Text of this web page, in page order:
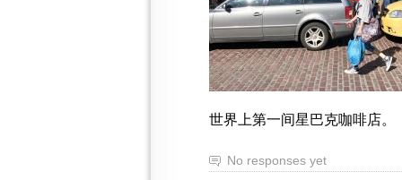
世界上第一间星巴克咖啡店。
No responses yet